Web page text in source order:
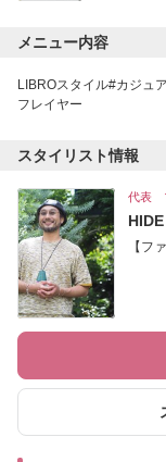
メニュー内容
LIBROスタイル#カジュ
フレイヤー
スタイリスト情報
代表
【フ